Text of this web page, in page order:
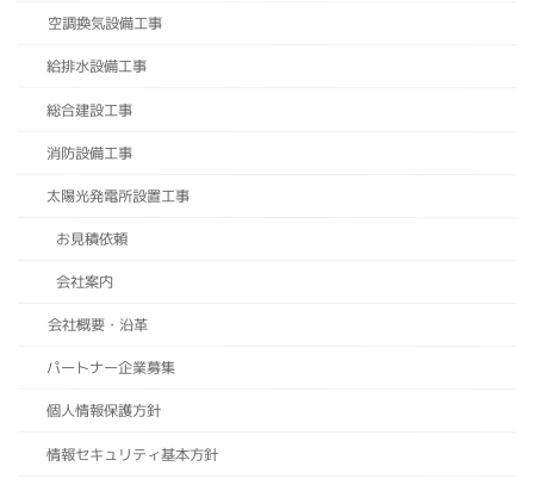
空調換気設備工事
給排水設備工事
総合建設工事
消防設備工事
太陽光発電所設置工事
お見積依頼
会社案内
会社概要・沿革
パートナー企業募集
個人情報保護方針
情報セキュリティ基本方針